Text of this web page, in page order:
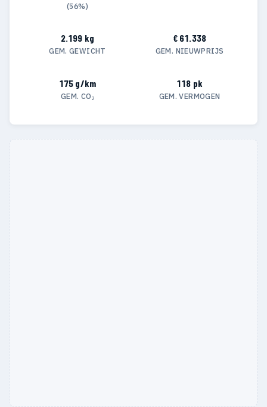
(56%)
2.199 kg
GEM. GEWICHT
€ 61.338
GEM. NIEUWPRIJS
175 g/km
GEM. CO₂
118 pk
GEM. VERMOGEN